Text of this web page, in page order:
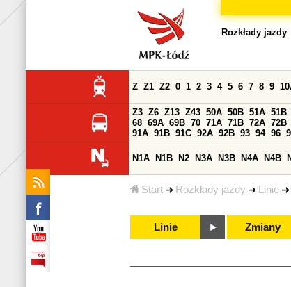
Start Rozkłady jazdy Linie
Rozkłady jazdy
Z Z1 Z2 0 1 2 3 4 5 6 7 8 9
Z3 Z6 Z13 Z43 50A 50B 51A 51B
68 69A 69B 70 71A 71B 72A 72B
91A 91B 91C 92A 92B 93 94 96
N1A N1B N2 N3A N3B N4A N4B
Linie Zmiany